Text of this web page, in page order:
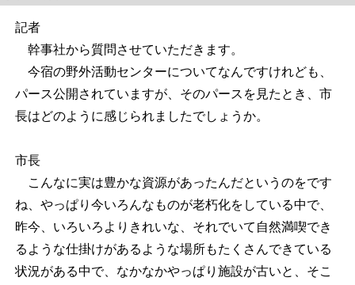
記者
幹事社から質問させていただきます。
今宿の野外活動センターについてなんですけれども、
パース公開されていますが、そのパースを見たとき、市
長はどのように感じられましたでしょうか。
市長
こんなに実は豊かな資源があったんだというのをです
ね、やっぱり今いろんなものが老朽化をしている中で、
昨今、いろいろよりきれいな、それでいて自然満喫でき
るような仕掛けがあるような場所もたくさんできている
状況がある中で、なかなかやっぱり施設が古いと、そこ